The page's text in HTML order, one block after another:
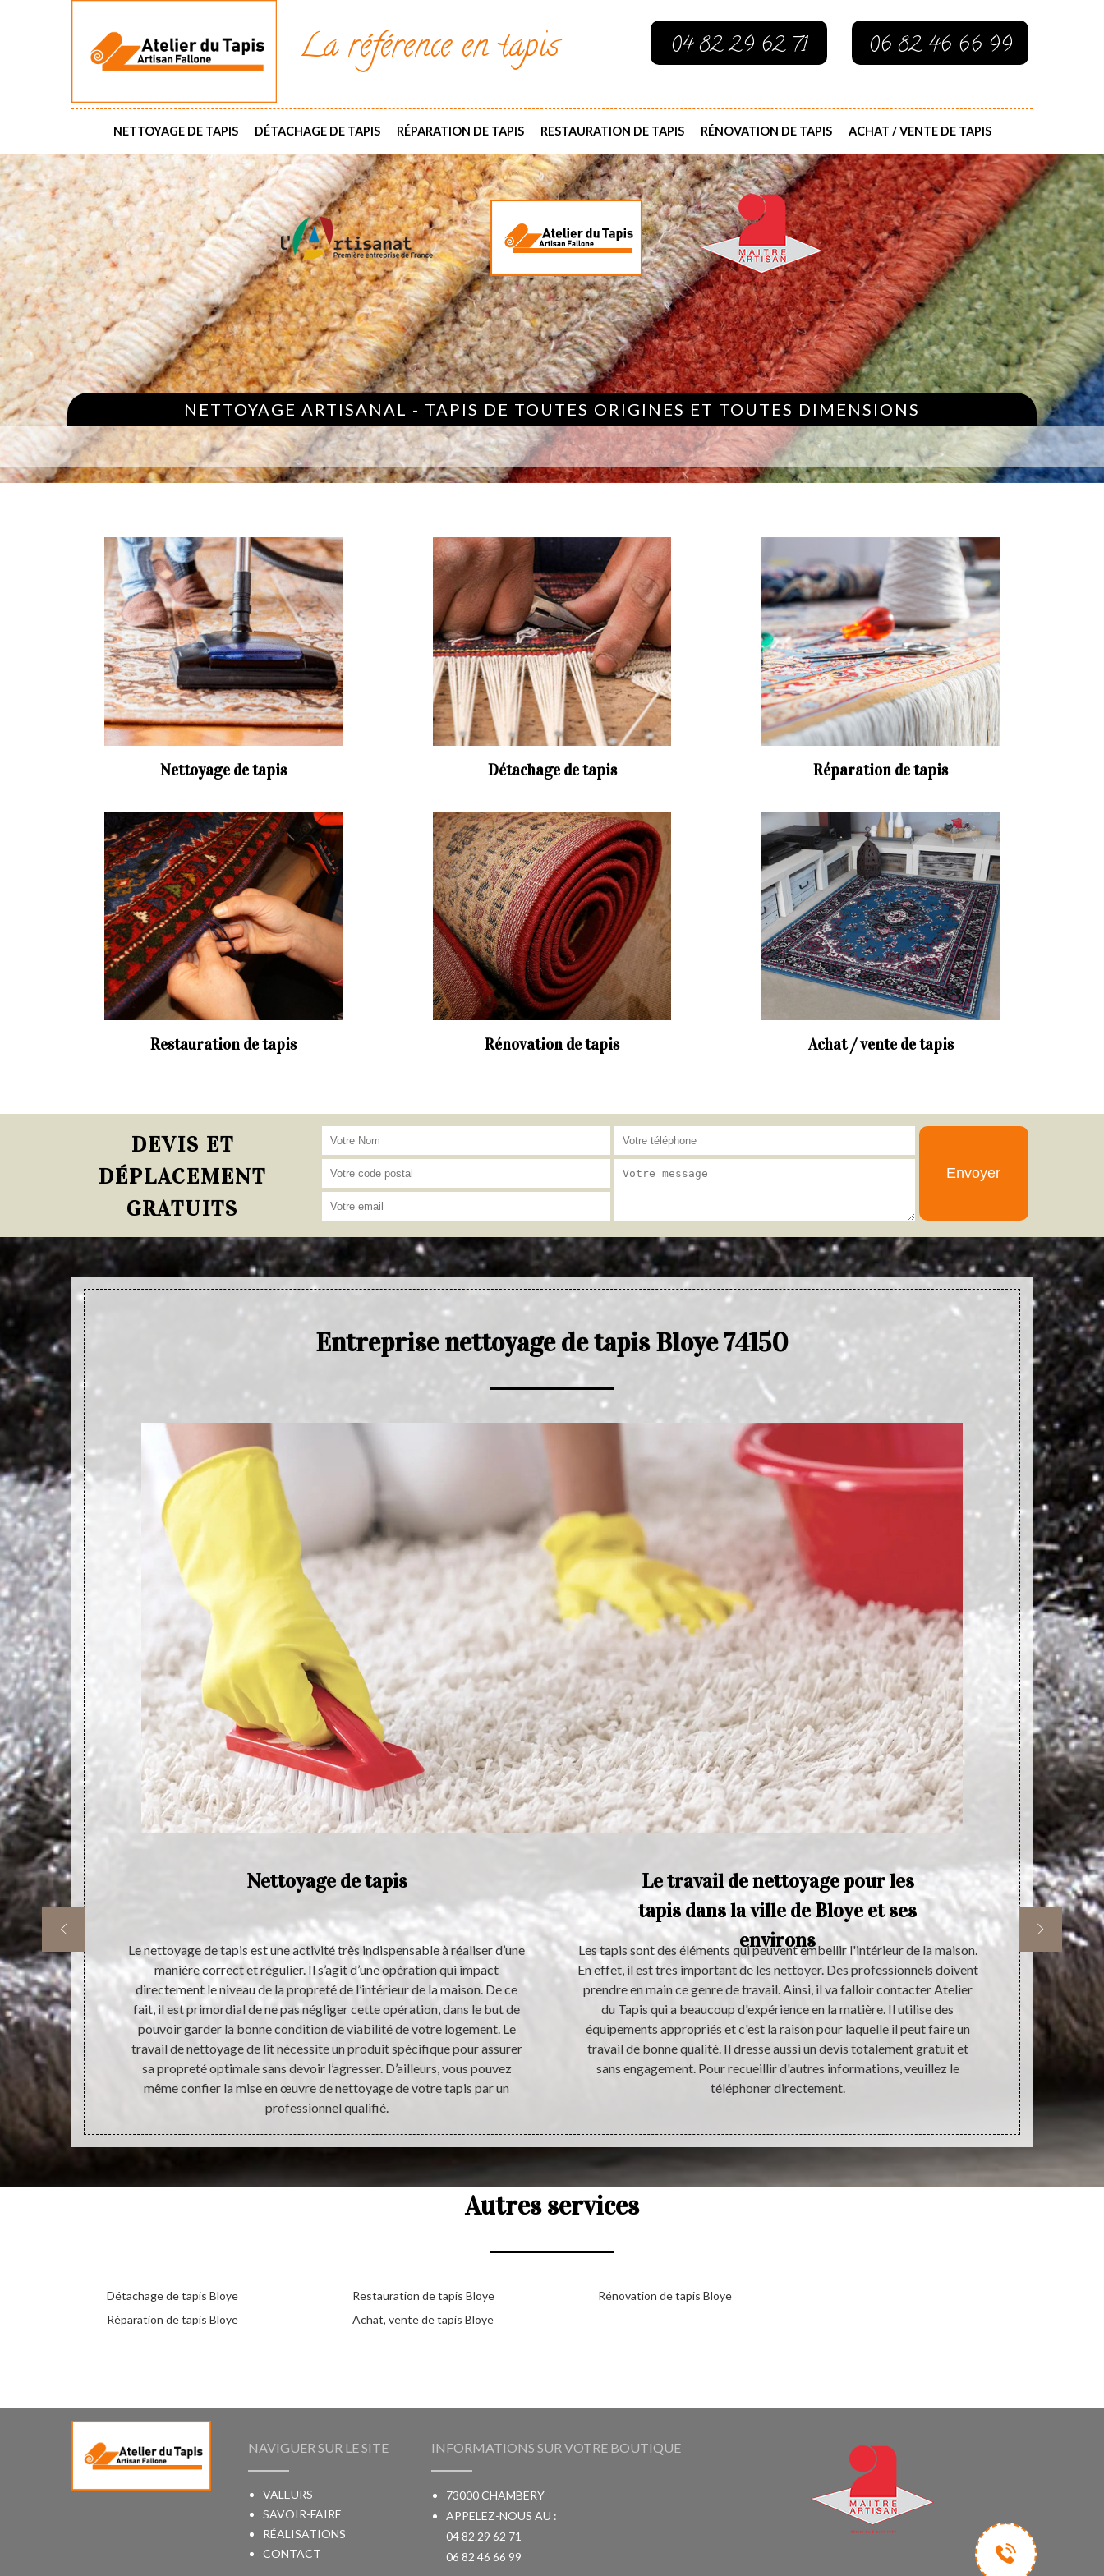
La référence en tapis 04 82 29 62 71 06 82 46 66 99
NETTOYAGE DE TAPIS DÉTACHAGE DE TAPIS RÉPARATION DE TAPIS RESTAURATION DE TAPIS RÉNOVATION DE TAPIS ACHAT / VENTE DE TAPIS
NETTOYAGE ARTISANAL - TAPIS DE TOUTES ORIGINES ET TOUTES DIMENSIONS
Nettoyage de tapis Détachage de tapis Réparation de tapis
Restauration de tapis Rénovation de tapis Achat / vente de tapis
DEVIS ET
DÉPLACEMENT
GRATUITS
Entreprise nettoyage de tapis Bloye 74150
de jouer
vivre
leurs
réaliser
afin de
d’un
la bonne
Nettoyage de tapis
Le nettoyage de tapis est une activité très indispensable à réaliser d’une
manière correct et régulier. Il s’agit d’une opération qui impact
directement le niveau de la propreté de l’intérieur de la maison. De ce
fait, il est primordial de ne pas négliger cette opération, dans le but de
pouvoir garder la bonne condition de viabilité de votre logement. Le
travail de nettoyage de lit nécessite un produit spécifique pour assurer
sa propreté optimale sans devoir l’agresser. D’ailleurs, vous pouvez
même confier la mise en œuvre de nettoyage de votre tapis par un
professionnel qualifié.
Le travail de nettoyage pour les
tapis dans la ville de Bloye et ses
environs
Les tapis sont des éléments qui peuvent embellir l'intérieur de la maison.
En effet, il est très important de les nettoyer. Des professionnels doivent
prendre en main ce genre de travail. Ainsi, il va falloir contacter Atelier
du Tapis qui a beaucoup d'expérience en la matière. Il utilise des
équipements appropriés et c'est la raison pour laquelle il peut faire un
travail de bonne qualité. Il dresse aussi un devis totalement gratuit et
sans engagement. Pour recueillir d'autres informations, veuillez le
téléphoner directement.
La
d’un travail
clôturer la
de mieux
travaux, la
Autres services
Détachage de tapis Bloye
Réparation de tapis Bloye
Restauration de tapis Bloye
Achat, vente de tapis Bloye
Rénovation de tapis Bloye
NAVIGUER SUR LE SITE
VALEURS
SAVOIR-FAIRE
RÉALISATIONS
CONTACT
INFORMATIONS SUR VOTRE BOUTIQUE
73000 CHAMBERY
APPELEZ-NOUS AU :
04 82 29 62 71
06 82 46 66 99